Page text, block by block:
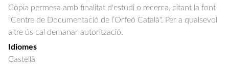
Còpia permesa amb finalitat d'estudi o recerca, citant la font
"Centre de Documentació de l’Orfeó Català". Per a qualsevol
altre ús cal demanar autorització.
Idiomes
Castellà